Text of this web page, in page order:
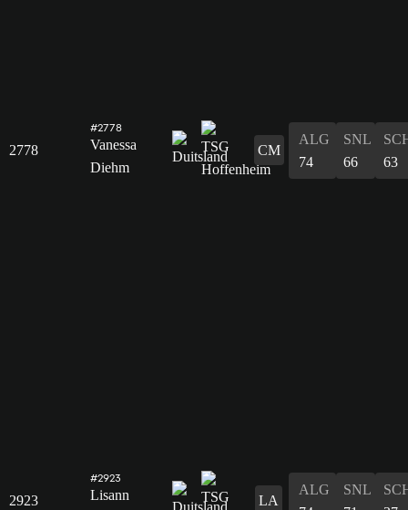
2778
#2778
Vanessa
Diehm
CM
ALG
74
SNL
66
63
2923
#2923
Lisann
LA
ALG
SNL